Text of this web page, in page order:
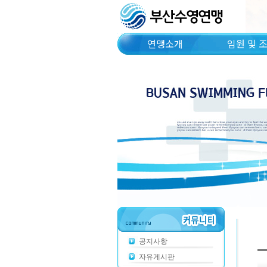
연맹소개 임원 및
공지사항
자유게시판